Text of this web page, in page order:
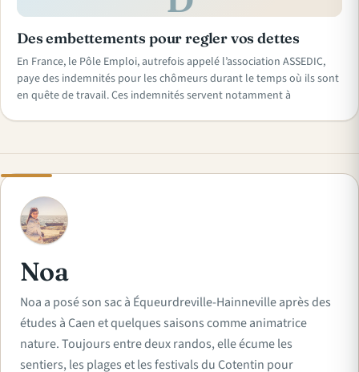
Des embettements pour regler vos dettes
En France, le Pôle Emploi, autrefois appelé l’association ASSEDIC,
paye des indemnités pour les chômeurs durant le temps où ils sont
en quête de travail. Ces indemnités servent notamment à
N
Noa
Noa a posé son sac à Équeurdreville-Hainneville après des
études à Caen et quelques saisons comme animatrice
nature. Toujours entre deux randos, elle écume les
sentiers, les plages et les festivals du Cotentin pour